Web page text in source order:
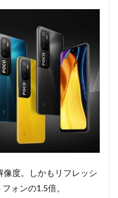
度。しかもリフレッシ
ォンの1.5倍。